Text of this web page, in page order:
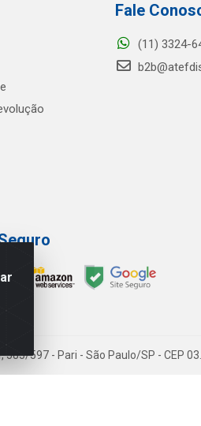
Fale
(11) 3324-
585/597 - Pari - São Paulo/SP - CEP